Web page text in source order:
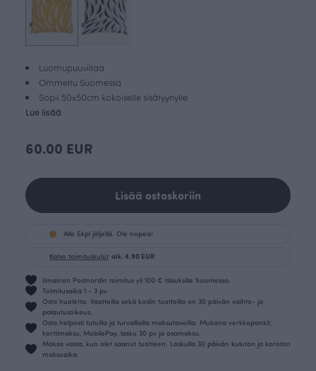
Luomupuuvillaa
Ommeltu Suomessa
Sopii 50x50cm kokoiselle sisätyynylle
Lue lisää
60.00 EUR
Lisää ostoskoriin
Alle 5kpl jäljellä. Ole nopea!
Katso toimituskulut alk. 4.90 EUR
Ilmainen Postnordin toimitus yli 100 € tilauksille Suomessa.
Toimitusaika 1 - 3 pv
Osta huoletta. Vaatteilla sekä kodin tuotteilla on 30 päivän vaihto- ja
palautusoikeus.
Osta helposti tutuilla ja turvallisilla maksutavoilla. Mukana verkkopankit,
korttimaksu, MobilePay, lasku 30 pv ja osamaksu.
Maksa vasta, kun olet saanut tuotteen. Laskulla 30 päivän kuluton ja koroton
maksuaika.